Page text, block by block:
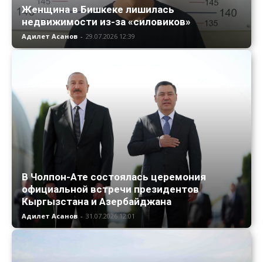
Женщина в Бишкеке лишилась
недвижимости из-за «силовиков»
Адилет Асанов - 29.07.2026 12:39
В Чолпон-Ате состоялась церемония
официальной встречи президентов
Кыргызстана и Азербайджана
Адилет Асанов - 31.07.2026 12:01